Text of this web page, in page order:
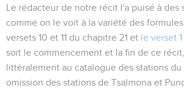
Le rédacteur de notre récit l'a puisé à des
comme on le voit à la variété des
versets 10 et 11 du chapitre 21 et le verset 1
soit le commencement et la fin de ce
littéralement au catalogue des stations
omission des stations de Tsalmona et